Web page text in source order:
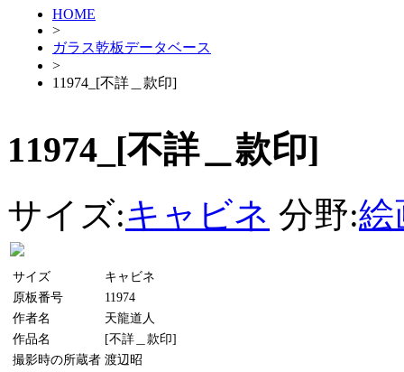
HOME
>
ガラス乾板データベース
>
11974_[不詳＿款印]
11974_[不詳＿款印]
サイズ:キャビネ 分野:絵
サイズ
キャビネ
原板番号
11974
作者名
天龍道人
作品名
[不詳＿款印]
撮影時の所蔵者 渡辺昭